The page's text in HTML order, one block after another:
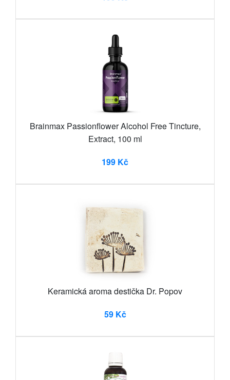
Brainmax Passionflower Alcohol Free Tincture,
Extract, 100 ml
199 Kč
Keramická aroma destička Dr. Popov
59 Kč